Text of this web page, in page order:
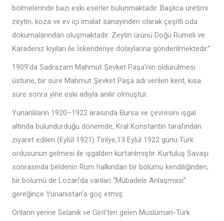
bölmelerinde bazı eski eserler bulunmaktadır. Başlıca üretimi
zeytin, koza ve ev içi imalat sanayinden olarak çeşitli oda
dokumalarından oluşmaktadır. Zeytin ürünü Doğu Rumeli ve
Karadeniz kıyıları ile İskenderiye dolaylarına gönderilmektedir.”
1909’da Sadrazam Mahmut Şevket Paşa’nın öldürülmesi
üstüne, bir süre Mahmut Şevket Paşa adı verilen kent, kısa
süre sonra yine eski adıyla anılır olmuştur.
Yunanlıların 1920–1922 arasında Bursa ve çevresini işgal
altında bulundurduğu dönemde, Kral Konstantin tarafından
ziyaret edilen (Eylül 1921) Tirilye,13 Eylül 1922 günü Türk
ordusunun gelmesi ile işgalden kurtarılmıştır. Kurtuluş Savaşı
sonrasında beldenin Rum halkından bir bölümü kendiliğinden,
bir bölümü de Lozan’da varılan “Mübadele Anlaşması”
gereğince Yunanistan’a göç etmiş.
Onların yerine Selanik ve Girit’ten gelen Müslüman-Türk